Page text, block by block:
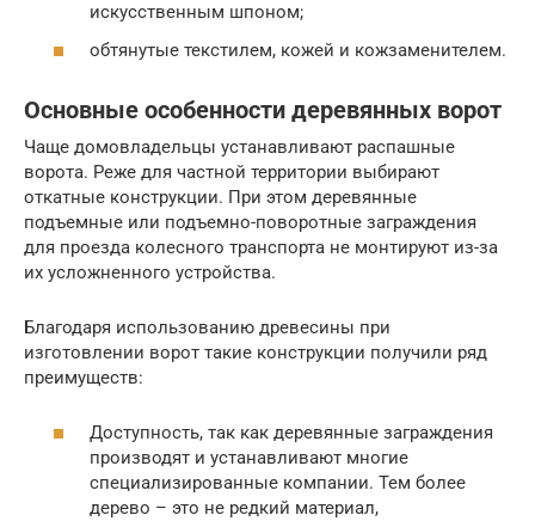
искусственным шпоном;
обтянутые текстилем, кожей и кожзаменителем.
Основные особенности деревянных ворот
Чаще домовладельцы устанавливают распашные
ворота. Реже для частной территории выбирают
откатные конструкции. При этом деревянные
подъемные или подъемно-поворотные заграждения
для проезда колесного транспорта не монтируют из-за
их усложненного устройства.
Благодаря использованию древесины при
изготовлении ворот такие конструкции получили ряд
преимуществ:
Доступность, так как деревянные заграждения
производят и устанавливают многие
специализированные компании. Тем более
дерево – это не редкий материал,